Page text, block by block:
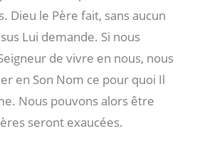
Dieu le Père fait, sans aucun
Lui demande. Si nous
de vivre en nous, nous
en Son Nom ce pour quoi Il
Nous pouvons alors être
seront exaucées.